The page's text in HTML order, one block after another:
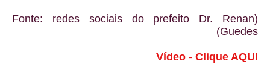
(Fonte: redes sociais do prefeito Dr. Renan
Guedes)
Vídeo - Clique AQUI